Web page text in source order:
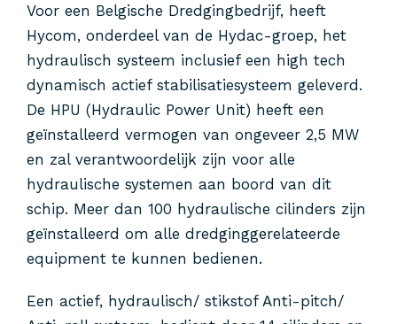
Voor een Belgische Dredgingbedrijf, heeft
Hycom, onderdeel van de Hydac-groep, het
hydraulisch systeem inclusief een high tech
dynamisch actief stabilisatiesysteem geleverd.
De HPU (Hydraulic Power Unit) heeft een
geïnstalleerd vermogen van ongeveer 2,5 MW
en zal verantwoordelijk zijn voor alle
hydraulische systemen aan boord van dit
schip. Meer dan 100 hydraulische cilinders zijn
geïnstalleerd om alle dredginggerelateerde
equipment te kunnen bedienen.
Een actief, hydraulisch/ stikstof Anti-pitch/